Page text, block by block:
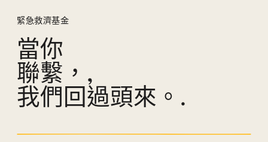
緊急救濟基金
當你
聯繫，,
我們回過頭來。.